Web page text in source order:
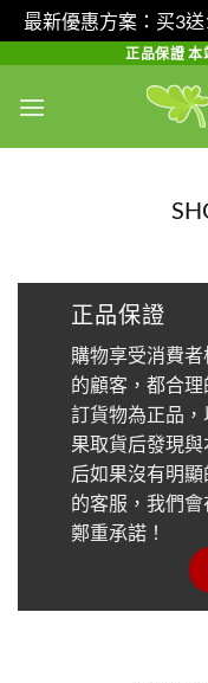
最新優惠方案：买3
content
正品保證 本
正品保證
購物享受消費
的顧客，都合
訂貨物為正品
果取貨后發現
后如果沒有明
的客服，我們會
鄭重承諾！